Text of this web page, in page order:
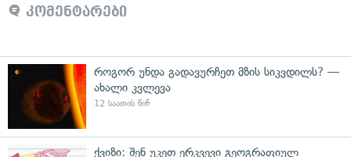
კომენტარები
როგორ უნდა გადავურჩეთ მზის სიკვდილს? —
ახალი კვლევა
12 საათის წინ
ქვიზი: შენ უკეთ ერკვევი გეოგრაფიულ